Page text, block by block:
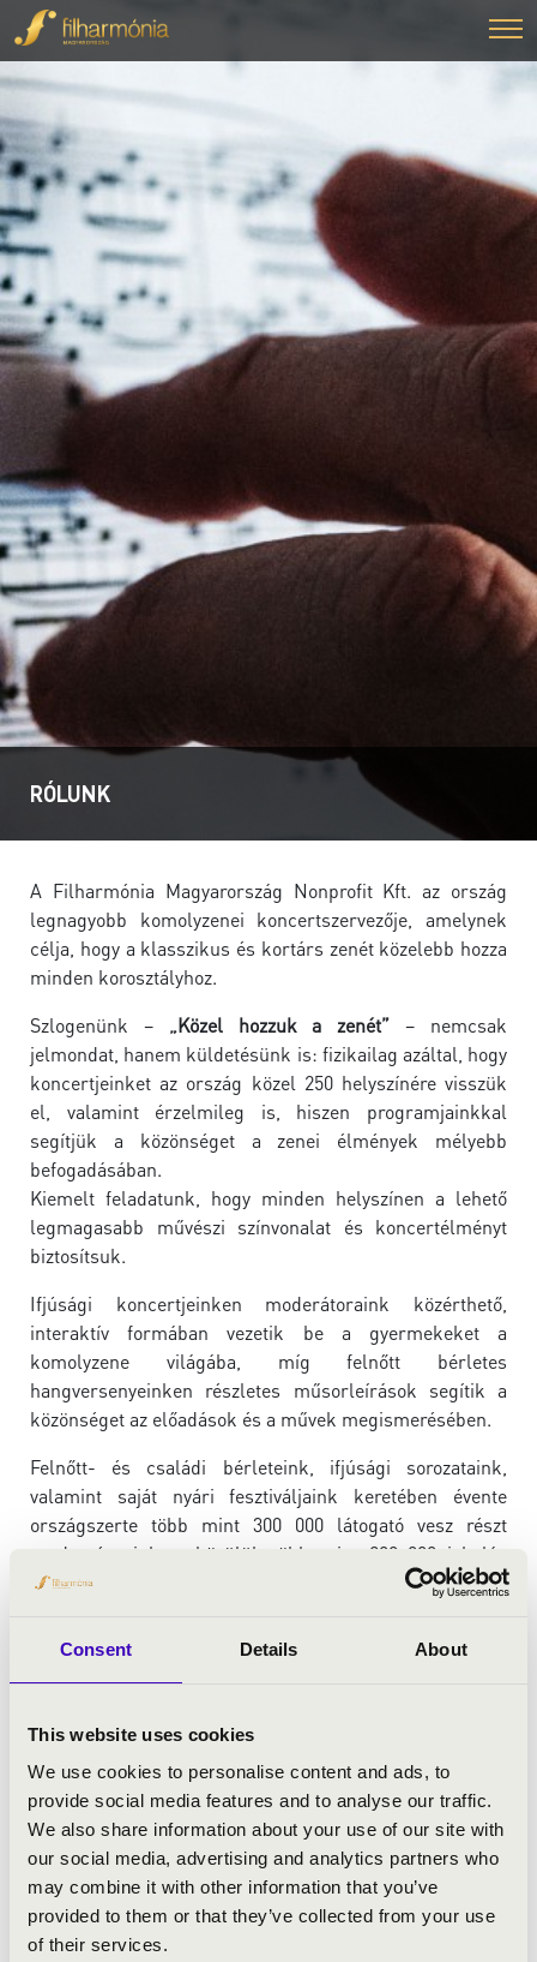
Consent Details About
This website uses cookies
We use cookies to personalise content and ads, to
provide social media features and to analyse our traffic.
We also share information about your use of our site with
our social media, advertising and analytics partners who
may combine it with other information that you’ve
provided to them or that they’ve collected from your use
of their services.
RÓLUNK
A Filharmónia Magyarország Nonprofit Kft. az ország
legnagyobb komolyzenei koncertszervezője, amelynek
célja, hogy a klasszikus és kortárs zenét közelebb hozza
minden korosztályhoz.
Szlogenünk – „Közel hozzuk a zenét” – nemcsak
jelmondat, hanem küldetésünk is: fizikailag azáltal, hogy
koncertjeinket az ország közel 250 helyszínére visszük
el, valamint érzelmileg is, hiszen programjainkkal
segítjük a közönséget a zenei élmények mélyebb
befogadásában.
Kiemelt feladatunk, hogy minden helyszínen a lehető
legmagasabb művészi színvonalat és koncertélményt
biztosítsuk.
Ifjúsági koncertjeinken moderátoraink közérthető,
interaktív formában vezetik be a gyermekeket a
komolyzene világába, míg felnőtt bérletes
hangversenyeinken részletes műsorleírások segítik a
közönséget az előadások és a művek megismerésében.
Felnőtt- és családi bérleteink, ifjúsági sorozataink,
valamint saját nyári fesztiváljaink keretében évente
országszerte több mint 300 000 látogató vesz részt
rendezvényeinken, közülük több mint 200 000 iskolás
korú. Egy évad során mintegy 1400 hangversenyt
A magyar komolyzenei élet egyik meghatározó
szereplőjeként egy évadban több ezer előadóművésznek
az általunk szervezett hangversenyeken. A Filharmónia
Magyarország a 2025/2026-ös évadban 23 bérletet és
több sorozatot hirdetett meg az ország 17 városában.
Várjuk közönségünket, továbbra is változatos
műsorkínálattal és magas szakmai színvonalon!